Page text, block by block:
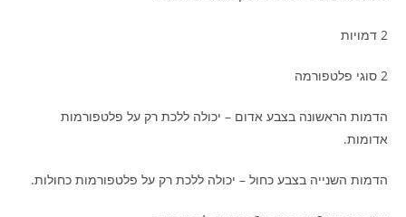
2 דמויות
2 סוגי פלטפורמה
הדמות הראשונה בצבע אדום – יכולה ללכת רק על פלטפורמות
אדומות.
הדמות השנייה בצבע כחול – יכולה ללכת רק על פלטפורמות כחולות.